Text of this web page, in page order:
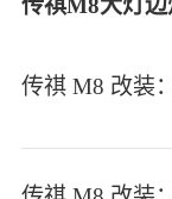
传祺 M8 改装